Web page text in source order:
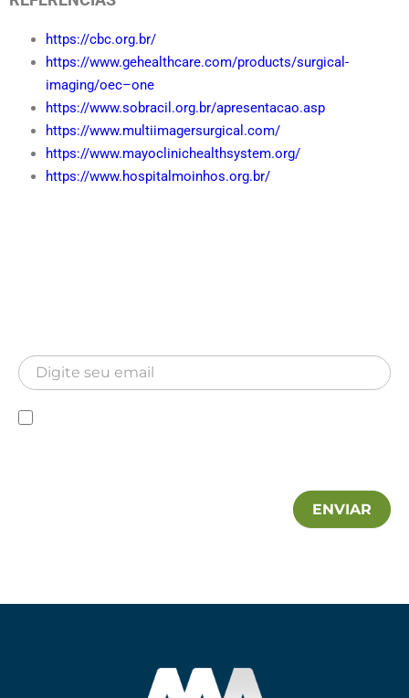
https://cbc.org.br/
https://www.gehealthcare.com/products/surgical-
imaging/oec–one
https://www.sobracil.org.br/apresentacao.asp
https://www.multiimagersurgical.com/
https://www.mayoclinichealthsystem.org/
https://www.hospitalmoinhos.org.br/
Newsletter
ENVIAR